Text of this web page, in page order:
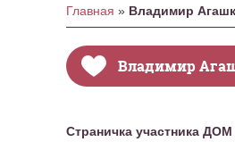
Главная » Владимир
Владимир
Страничка участника